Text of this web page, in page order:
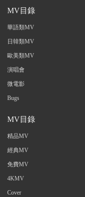
MV目錄
華語類MV
日韓類MV
歐美類MV
演唱會
微電影
Bugs
MV目錄
精品MV
經典MV
免費MV
4KMV
Cover